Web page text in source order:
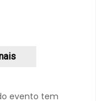
evento tem